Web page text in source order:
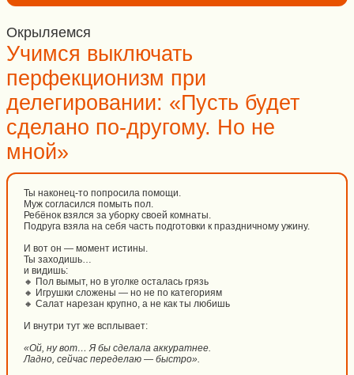
Окрыляемся
Учимся выключать
перфекционизм при
делегировании: «Пусть будет
сделано по-другому. Но не
мной»
Ты наконец-то попросила помощи.
Муж согласился помыть пол.
Ребёнок взялся за уборку своей комнаты.
Подруга взяла на себя часть подготовки к праздничному ужину.
И вот он — момент истины.
Ты заходишь…
и видишь:
🔸 Пол вымыт, но в уголке осталась грязь
🔸 Игрушки сложены — но не по категориям
🔸 Салат нарезан крупно, а не как ты любишь
И внутри тут же всплывает:
«Ой, ну вот… Я бы сделала аккуратнее.
Ладно, сейчас переделаю — быстро».